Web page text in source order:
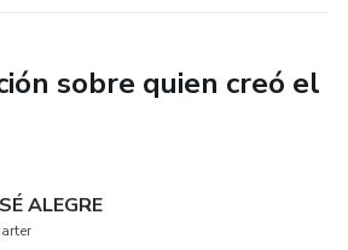
sobre quien creó el
ALEGRE